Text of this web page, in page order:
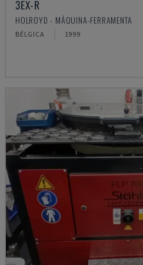
3EX-R
HOLROYD - MÁQUINA-FERRAMENTA
BÉLGICA 1999